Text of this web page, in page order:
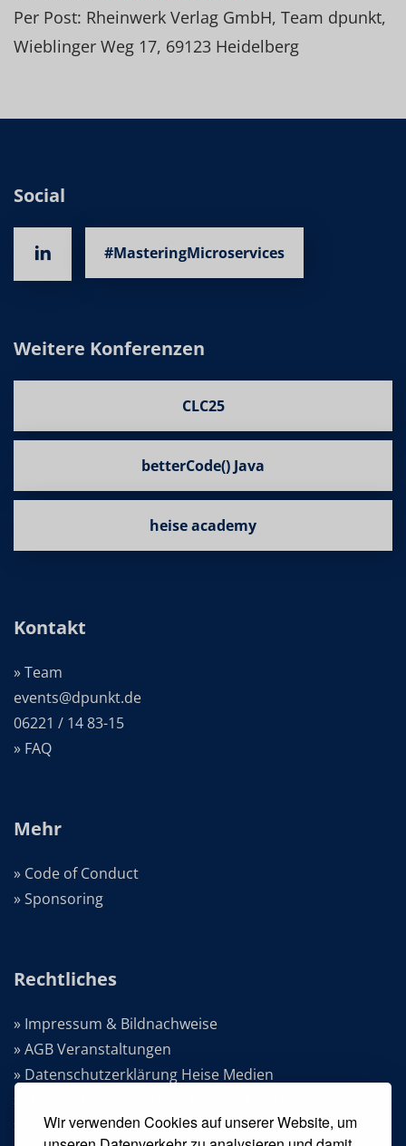
Wir verwenden Cookies auf unserer Website, um
Per Post: Rheinwerk Verlag GmbH, Team dpunkt,
Wieblinger Weg 17, 69123 Heidelberg
Social
#MasteringMicroservices
Weitere Konferenzen
CLC25
betterCode() Java
heise academy
Kontakt
» Team
events@dpunkt.de
06221 / 14 83-15
» FAQ
Mehr
» Code of Conduct
» Sponsoring
Rechtliches
» Impressum & Bildnachweise
» AGB Veranstaltungen
» Datenschutzerklärung Heise Medien
» Datenschutzerklärung Rheinwerk Verlag
» Cookie-Einstellungen ändern